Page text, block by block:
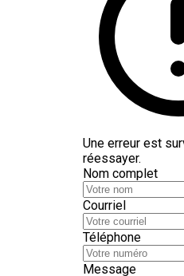
Une erreur est
réessayer.
Nom complet
Courriel
Téléphone
Message